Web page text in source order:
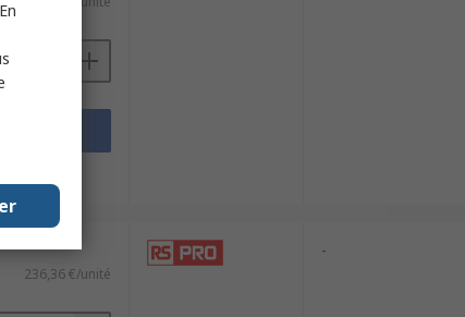
236,36 €/unité
-